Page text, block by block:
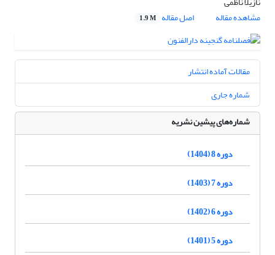
مشاهده مقاله
اصل مقاله 1.9 M
مقالات آماده انتشار
شماره جاری
شماره‌های پیشین نشریه
دوره 8 (1404)
دوره 7 (1403)
دوره 6 (1402)
دوره 5 (1401)